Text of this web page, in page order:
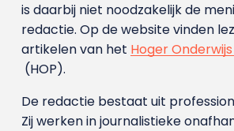
is daarbij niet noodzakelijk de
redactie. Op de website vinden
artikelen van het Hoger
(HOP).
De redactie bestaat uit
Zij werken in journalistieke